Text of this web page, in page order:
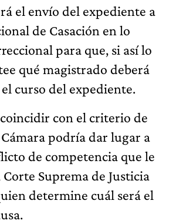
el envío del expediente a
de Casación en lo
para que, si así lo
qué magistrado deberá
curso del expediente.
con el criterio de
podría dar lugar a
de competencia que le
Suprema de Justicia
determine cuál será el